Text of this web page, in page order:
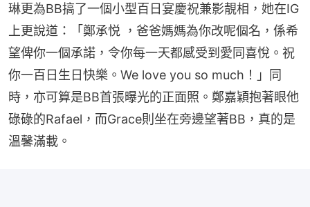
琳更為BB搞了一個小型百日宴慶祝兼影靚相，她在IG
上更說道：「鄭承悦 ，爸爸媽媽為你改呢個名，係希
望俾你一個承諾，令你每一天都感受到愛同喜悅。祝
你一百日生日快樂。We love you so much！」同
時，亦可算是BB首張曝光的正面照。鄭嘉穎抱著眼他
碌碌的Rafael，而Grace則坐在旁邊望著BB，真的是
溫馨滿載。